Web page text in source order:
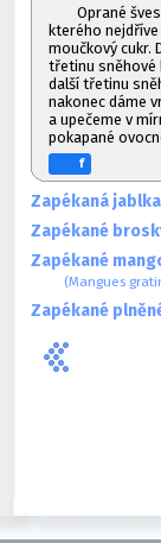
Oprané
kterého
moučkový cukr.
třetinu sněhové
další třetinu
nakonec dáme
a upečeme v
pokapané
f
Zapékaná jablka
Zapékané
Zapékané
(Mangues
Zapékané